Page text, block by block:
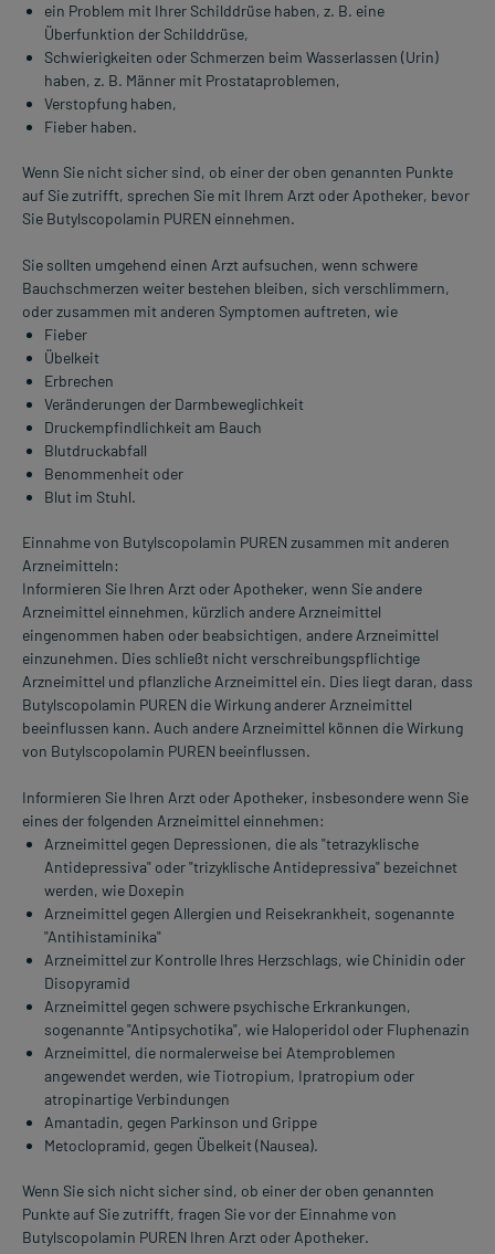
ein Problem mit Ihrer Schilddrüse haben, z. B. eine
Überfunktion der Schilddrüse,
Schwierigkeiten oder Schmerzen beim Wasserlassen (Urin)
haben, z. B. Männer mit Prostataproblemen,
Verstopfung haben,
Fieber haben.
Wenn Sie nicht sicher sind, ob einer der oben genannten Punkte
auf Sie zutrifft, sprechen Sie mit Ihrem Arzt oder Apotheker, bevor
Sie Butylscopolamin PUREN einnehmen.
Sie sollten umgehend einen Arzt aufsuchen, wenn schwere
Bauchschmerzen weiter bestehen bleiben, sich verschlimmern,
oder zusammen mit anderen Symptomen auftreten, wie
Fieber
Übelkeit
Erbrechen
Veränderungen der Darmbeweglichkeit
Druckempfindlichkeit am Bauch
Blutdruckabfall
Benommenheit oder
Blut im Stuhl.
Einnahme von Butylscopolamin PUREN zusammen mit anderen
Arzneimitteln:
Informieren Sie Ihren Arzt oder Apotheker, wenn Sie andere
Arzneimittel einnehmen, kürzlich andere Arzneimittel
eingenommen haben oder beabsichtigen, andere Arzneimittel
einzunehmen. Dies schließt nicht verschreibungspflichtige
Arzneimittel und pflanzliche Arzneimittel ein. Dies liegt daran, dass
Butylscopolamin PUREN die Wirkung anderer Arzneimittel
beeinflussen kann. Auch andere Arzneimittel können die Wirkung
von Butylscopolamin PUREN beeinflussen.
Informieren Sie Ihren Arzt oder Apotheker, insbesondere wenn Sie
eines der folgenden Arzneimittel einnehmen:
Arzneimittel gegen Depressionen, die als "tetrazyklische
Antidepressiva" oder "trizyklische Antidepressiva" bezeichnet
werden, wie Doxepin
Arzneimittel gegen Allergien und Reisekrankheit, sogenannte
"Antihistaminika"
Arzneimittel zur Kontrolle Ihres Herzschlags, wie Chinidin oder
Disopyramid
Arzneimittel gegen schwere psychische Erkrankungen,
sogenannte "Antipsychotika", wie Haloperidol oder Fluphenazin
Arzneimittel, die normalerweise bei Atemproblemen
angewendet werden, wie Tiotropium, Ipratropium oder
atropinartige Verbindungen
Amantadin, gegen Parkinson und Grippe
Metoclopramid, gegen Übelkeit (Nausea).
Wenn Sie sich nicht sicher sind, ob einer der oben genannten
Punkte auf Sie zutrifft, fragen Sie vor der Einnahme von
Butylscopolamin PUREN Ihren Arzt oder Apotheker.